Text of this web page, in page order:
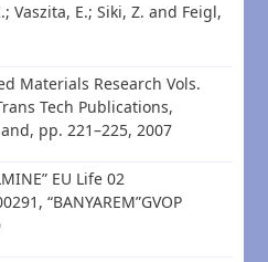
Vaszita, E.; Siki, Z. and Feigl,
Materials Research Vols.
Tech Publications,
pp. 221–225, 2007
EU Life 02
“BANYAREM”GVOP